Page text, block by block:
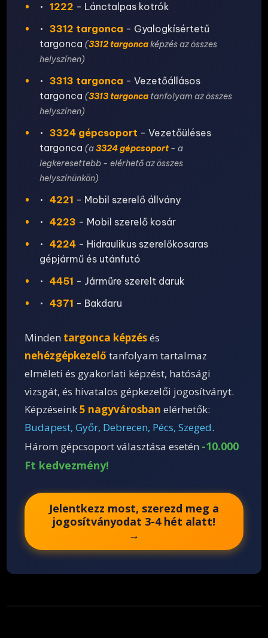
•
1222 - Lánctalpas kotrók
•
3312 targonca - Gyalogkísértetű
targonca(3312 targoncaképzés az összes
helyszínen)
• 3313 targonca - Vezetőállásos
targonca(3313 targonca tanfolyam az összes
helyszínen)
• 3324 gépcsoport - Vezetőüléses
targonca(a3324 gépcsoport - a
legkeresettebb - elérhető az összes
helyszínünkön)
• 4221 - Mobil szerelő állvány
•
4223 - Mobil szerelő kosár
•
4224 - Hidraulikus szerelőkosaras
gépjármű és utánfutó
•
4451 - Járműre szerelt daruk
•
4371 - Bakdaru
Minden targonca képzésés
nehézgépkezelő tanfolyam tartalmaz
elméleti és gyakorlati képzést, hatósági
vizsgát, és hivatalos gépkezelői jogosítványt.
Képzéseink5 nagyvárosban elérhetők:
Budapest, Győr, Debrecen, Pécs, Szeged.
Három gépcsoport választása esetén -10.000
Ft kedvezmény!
Jelentkezz most, szerezd meg a
jogosítványodat 3-4 hét alatt!
→